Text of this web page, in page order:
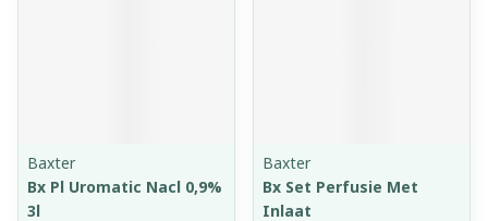
Baxter
Bx Pl Uromatic Nacl 0,9%
3l
Baxter
Bx Set Perfusie Met
Inlaat